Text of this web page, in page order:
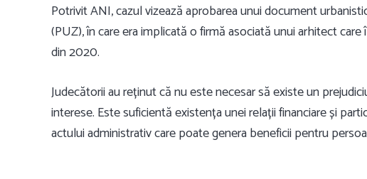
Potrivit ANI, cazul vizează aprobarea unui document
(PUZ), în care era implicată o firmă asociată unui arhitect
din 2020.
Judecătorii au reținut că nu este necesar să existe un
interese. Este suficientă existența unei relații financiare și
actului administrativ care poate genera beneficii pentru